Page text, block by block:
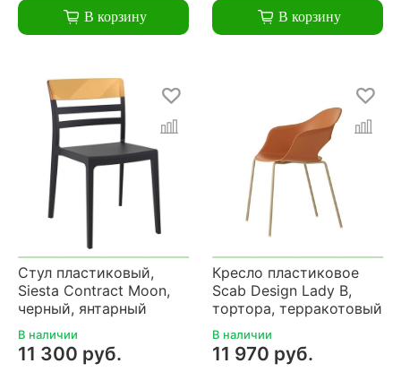
В корзину В корзину
Стул пластиковый,
Siesta Contract Moon,
черный, янтарный
В наличии
11 300 руб.
Кресло пластиковое
Scab Design Lady B,
тортора, терракотовый
В наличии
11 970 руб.